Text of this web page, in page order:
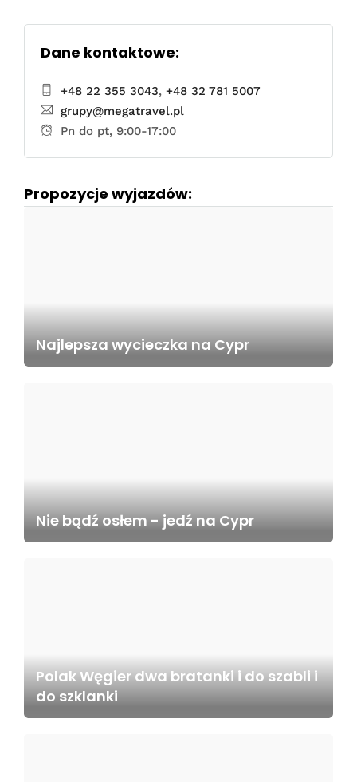
Dane kontaktowe:
+48 22 355 3043, +48 32 781 5007
grupy@megatravel.pl
Pn do pt, 9:00-17:00
Propozycje wyjazdów:
Najlepsza wycieczka na Cypr
Nie bądź osłem - jedź na Cypr
Polak Węgier dwa bratanki i do szabli i
do szklanki